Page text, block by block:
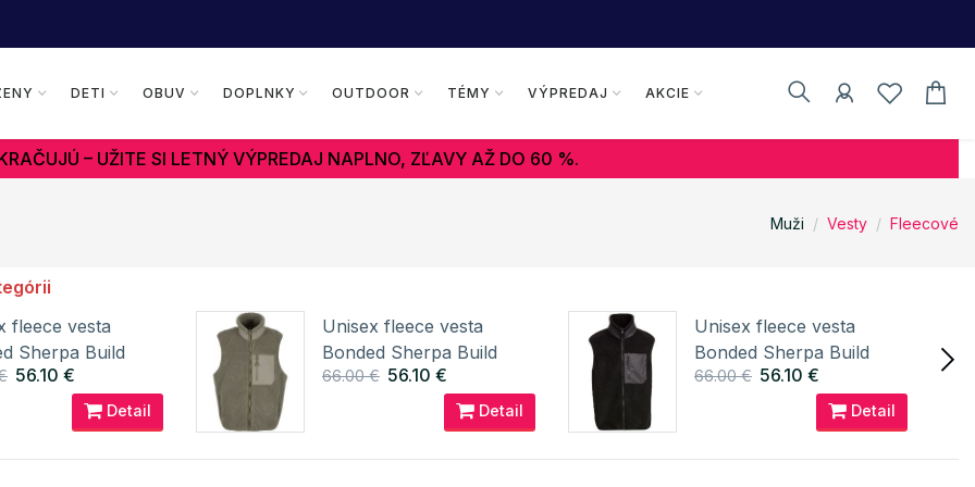
DETI OBUV DOPLNKY OUTDOOR TÉMY VÝPREDAJ AKCIE
– UŽITE SI LETNÝ VÝPREDAJ NAPLNO, ZĽAVY AŽ DO 60 %.
Muži Vesty Fleecové
fleece vesta
Sherpa Build
56.10 €
Detail
Unisex fleece vesta
Bonded Sherpa Build
Your Brand
66.00 € 56.10 €
Detail
Unisex fleece vesta
Bonded Sherpa Build
Your Brand
66.00 € 56.10 €
Detail